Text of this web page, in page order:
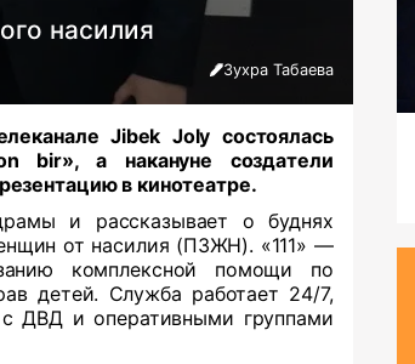
насилия
Зухра Табаева
Jibek Joly состоялась
bir», а накануне создатели
в кинотеатре.
и рассказывает о буднях
от насилия (ПЗЖН). «111» —
комплексной помощи по
детей. Служба работает 24/7,
с ДВД и оперативными группами